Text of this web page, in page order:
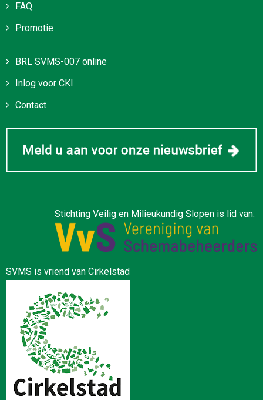
FAQ
Promotie
BRL SVMS-007 online
Inlog voor CKI
Contact
Stichting Veilig en Milieukundig Slopen is lid van:
SVMS is vriend van Cirkelstad